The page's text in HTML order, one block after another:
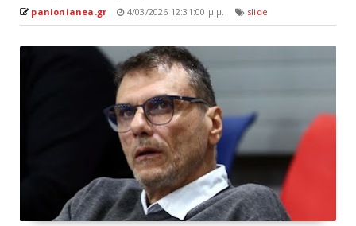
panionianea.gr 4/03/2026 12:31:00 μ.μ. slide